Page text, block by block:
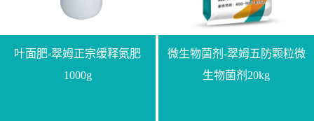
叶面肥-翠姆正宗缓释氮肥
1000g
微生物菌剂-翠姆五防颗粒微
生物菌剂20kg